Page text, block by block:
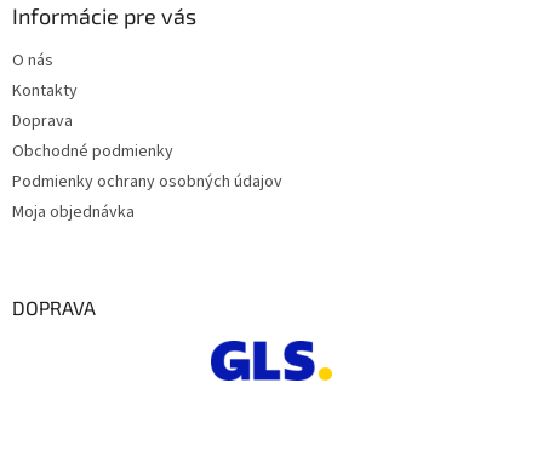
Informácie pre vás
O nás
Kontakty
Doprava
Obchodné podmienky
Podmienky ochrany osobných údajov
Moja objednávka
DOPRAVA